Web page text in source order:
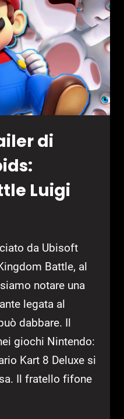
di
Luigi
da Ubisoft
Battle, al
notare una
legata al
dabbare. Il
giochi Nintendo:
Kart 8 Deluxe si
Il fratello fifone